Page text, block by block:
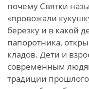
почему Святки
«провожали
березку и в какой
папоротника,
кладов. Дети и
современным
традиции